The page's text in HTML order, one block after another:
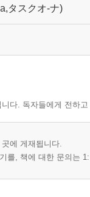
タスクオ-ナ)
다. 독자들에게 전하
에 게재됩니다.
를, 책에 대한 문의는